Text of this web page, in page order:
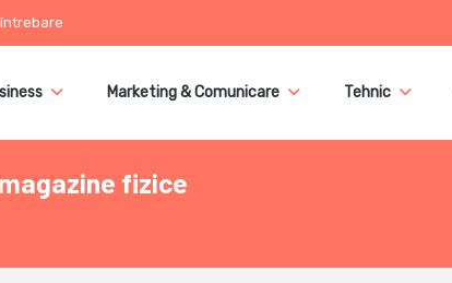
Marketing & Comunicare Tehnic
fizice